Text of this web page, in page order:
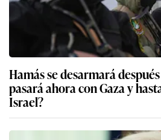
Hamás se desarmará
pasará ahora con Gaza y
Israel?